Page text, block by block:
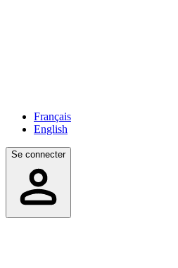
Français
English
Se connecter